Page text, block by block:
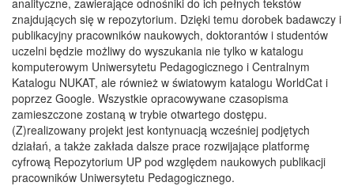
analityczne, zawierające odnośniki do ich pełnych tekstów
znajdujących się w repozytorium. Dzięki temu dorobek badawczy i
publikacyjny pracowników naukowych, doktorantów i studentów
uczelni będzie możliwy do wyszukania nie tylko w katalogu
komputerowym Uniwersytetu Pedagogicznego i Centralnym
Katalogu NUKAT, ale również w światowym katalogu WorldCat i
poprzez Google. Wszystkie opracowywane czasopisma
zamieszczone zostaną w trybie otwartego dostępu.
(Z)realizowany projekt jest kontynuacją wcześniej podjętych
działań, a także zakłada dalsze prace rozwijające platformę
cyfrową Repozytorium UP pod względem naukowych publikacji
pracowników Uniwersytetu Pedagogicznego.